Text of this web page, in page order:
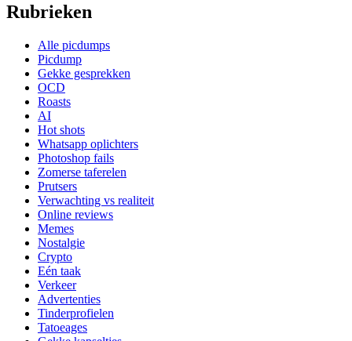
Rubrieken
Alle picdumps
Picdump
Gekke gesprekken
OCD
Roasts
AI
Hot shots
Whatsapp oplichters
Photoshop fails
Zomerse taferelen
Prutsers
Verwachting vs realiteit
Online reviews
Memes
Nostalgie
Crypto
Eén taak
Verkeer
Advertenties
Tinderprofielen
Tatoeages